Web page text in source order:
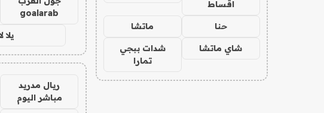
اقساط
حنا ماتشا
شاي ماتشا
شدات ببجي
تمارا
goalarab
يلا
ريال مدريد
مباشر اليوم